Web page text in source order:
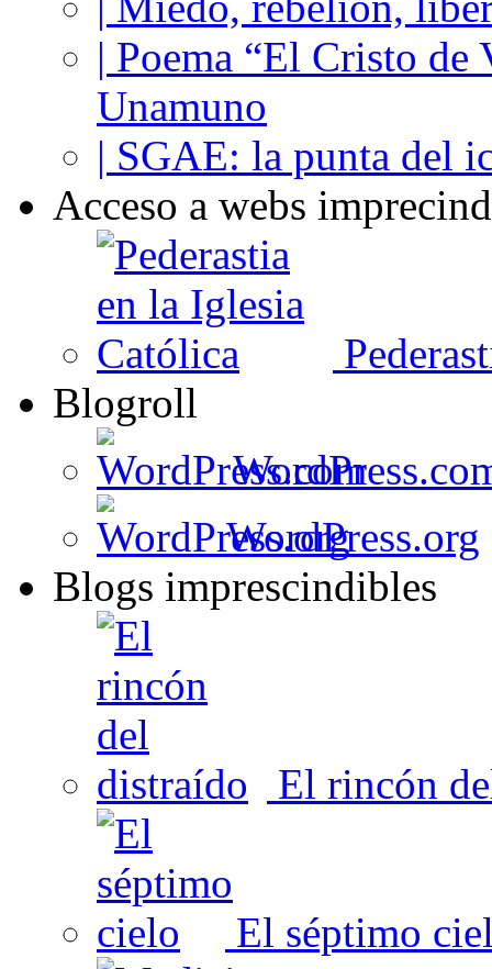
| Poema “El Cristo de
Unamuno
| SGAE: la punta del
Acceso a webs
Blogroll
WordPress.org
Blogs imprescindibles
El rincón
El séptimo